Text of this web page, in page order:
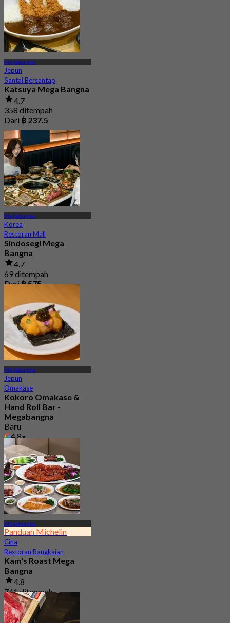
Megabangna
Jepun
Santai Bersantap
Katsuya Mega Bangna
4.7
358 ditempah
Dari ฿ 237.5
Megabangna
Korea
Restoran Mall
Sindosegi Mega
Bangna
4.7
69 ditempah
Dari฿ 575
Megabangna
Jepun
Omakase
Kokoro Omakase &
Hand Roll Bar -
Megabangna
Baru
4.8
Dari฿ 1,290
Megabangna
Panduan Michelin
Cina
Restoran Rangkaian
Kam's Roast Mega
Bangna
4.8
741 ditempah
Dari฿ 425